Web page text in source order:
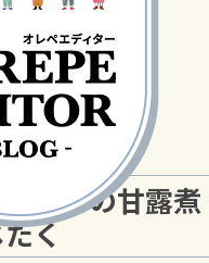
マ
ご
りんごの甘露
く